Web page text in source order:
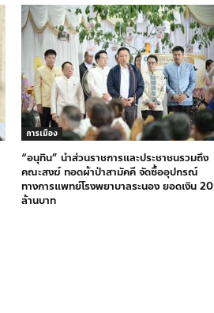
การเมือง
“อนุทิน” นำส่วนราชการและประชาชนรวมถึง
คณะสงฆ์ ทอดผ้าป่าสามัคคี จัดซื้ออุปกรณ์
ทางการแพทย์โรงพยาบาลระนอง ยอดเงิน 20
ล้านบาท